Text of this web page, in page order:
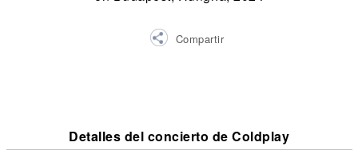
Compartir
Detalles del concierto de Coldplay